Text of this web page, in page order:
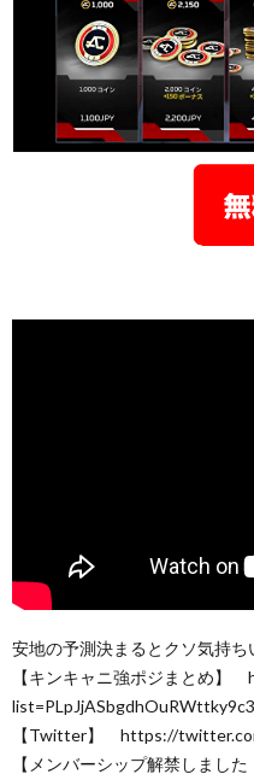
安地の予測決まるとクソ気持ち
【キンキャニ強ポジまとめ
【Twitter】 https://
【メンバーシップ解禁しまし